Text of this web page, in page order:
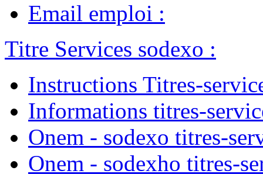
Email emploi :
Titre Services sodexo :
Instructions Titres-
Informations titres-
Onem - sodexo titres-
Onem - sodexho titres-